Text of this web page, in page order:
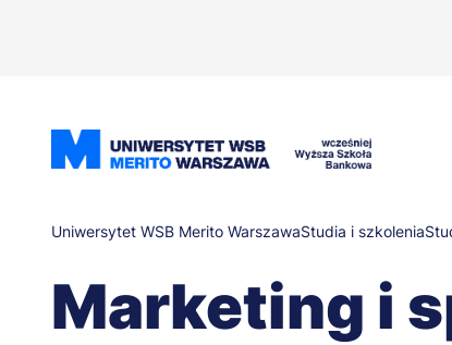
Ścieżka
nawigacyjna
Uniwersytet WSB Merito WarszawaStudia i szkolenia
Marketing i